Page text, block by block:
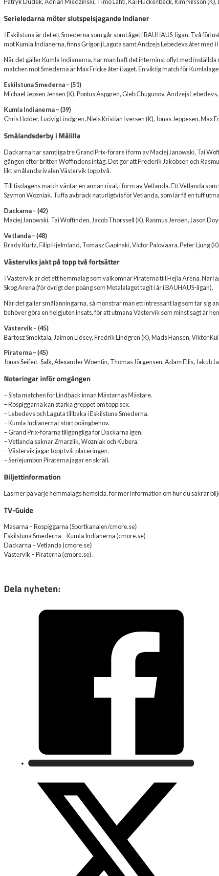
Patryk Dudek, Adrian Miedzinski, Timo Lahti, Kai Huckenbeck, Kim Nilsson
Serieledarna möter slutspelsjagande Indianer
I Eskilstuna är det ett Smederna som går som tåget i BAUHAUS-ligan. Två
mot Kumla Indianerna, finns Grigorij Laguta samt Andzejs Lebedevs åter med
När det gäller Kumla Indianerna, har man haft det inte minst oflyt med
matchen mot Smederna är Max Fricke åter i laget. En viktig match för
Eskilstuna Smederna – (51)
Michael Jepsen Jensen (K), Pontus Aspgren, Gleb Chugunov, Andzejs
Kumla Indianerna – (39)
Chris Holder, Ludvig Lindgren, Niels Kristian Iversen (K), Jonas Jeppesen, Max
Smålandsderby i Målilla
Dackarna har samtliga tre Grand Prix-förare i form av Maciej Janowski, Tai
gången efter britten Woffindens intåg. Det gör att Frederik Jakobsen och
likt smålandsrivalen Västervik topp två.
Till tisdagens match väntar en annan rival, i form av Vetlanda. Ett Vetlanda
Szymon Wozniak. Tuffa avbräck naturligtvis för Vetlanda, som lär få en tuff
Dackarna – (42)
Maciej Janowski, Tai Woffinden, Jacob Thorssell (K), Rasmus Jensen, Jason
Vetlanda – (48)
Brady Kurtz, Filip Hjelmland, Tomasz Gapinski, Victor Palovaara, Peter Ljung
Västerviks jakt på topp två fortsätter
I Västervik är det ett hemmalag som välkomnar Piraterna till Hejla Arena. När
Skog Arena (för övrigt den poäng som Motalalaget tagit i år i BAUHAUS-ligan).
När det gäller smålänningarna, så mönstrar man ett intressant lag som tar sig
behöver göra en helgjuten insats, för att utmana Västervik som minst sagt är
Västervik – (45)
Bartosz Smektala, Jaimon Lidsey, Fredrik Lindgren (K), Mads Hansen, Viktor
Piraterna – (45)
Jonas Seifert-Salk, Alexander Woentin, Thomas Jörgensen, Adam Ellis, Jakub
Noteringar inför omgången
– Sista matchen för Lindbäck innan Mästarnas Mästare.
– Rospiggarna kan stärka greppet om topp sex.
– Lebedevs och Laguta tillbaka i Eskilstuna Smederna.
– Kumla Indianerna i stort poängbehov.
– Grand Prix-förarna tillgängliga för Dackarna igen.
– Vetlanda saknar Zmarzlik, Wozniak och Kubera.
– Västervik jagar topp två-placeringen.
– Seriejumbon Piraterna jagar en skräll.
Biljettinformation
Läs mer på varje hemmalags hemsida, för mer information om hur du säkrar
TV-Guide
Masarna – Rospiggarna (Sportkanalen/cmore.se)
Eskilstuna Smederna – Kumla Indianerna (cmore.se)
Dackarna – Vetlanda (cmore.se)
Västervik – Piraterna (cmore.se).
Dela nyheten: